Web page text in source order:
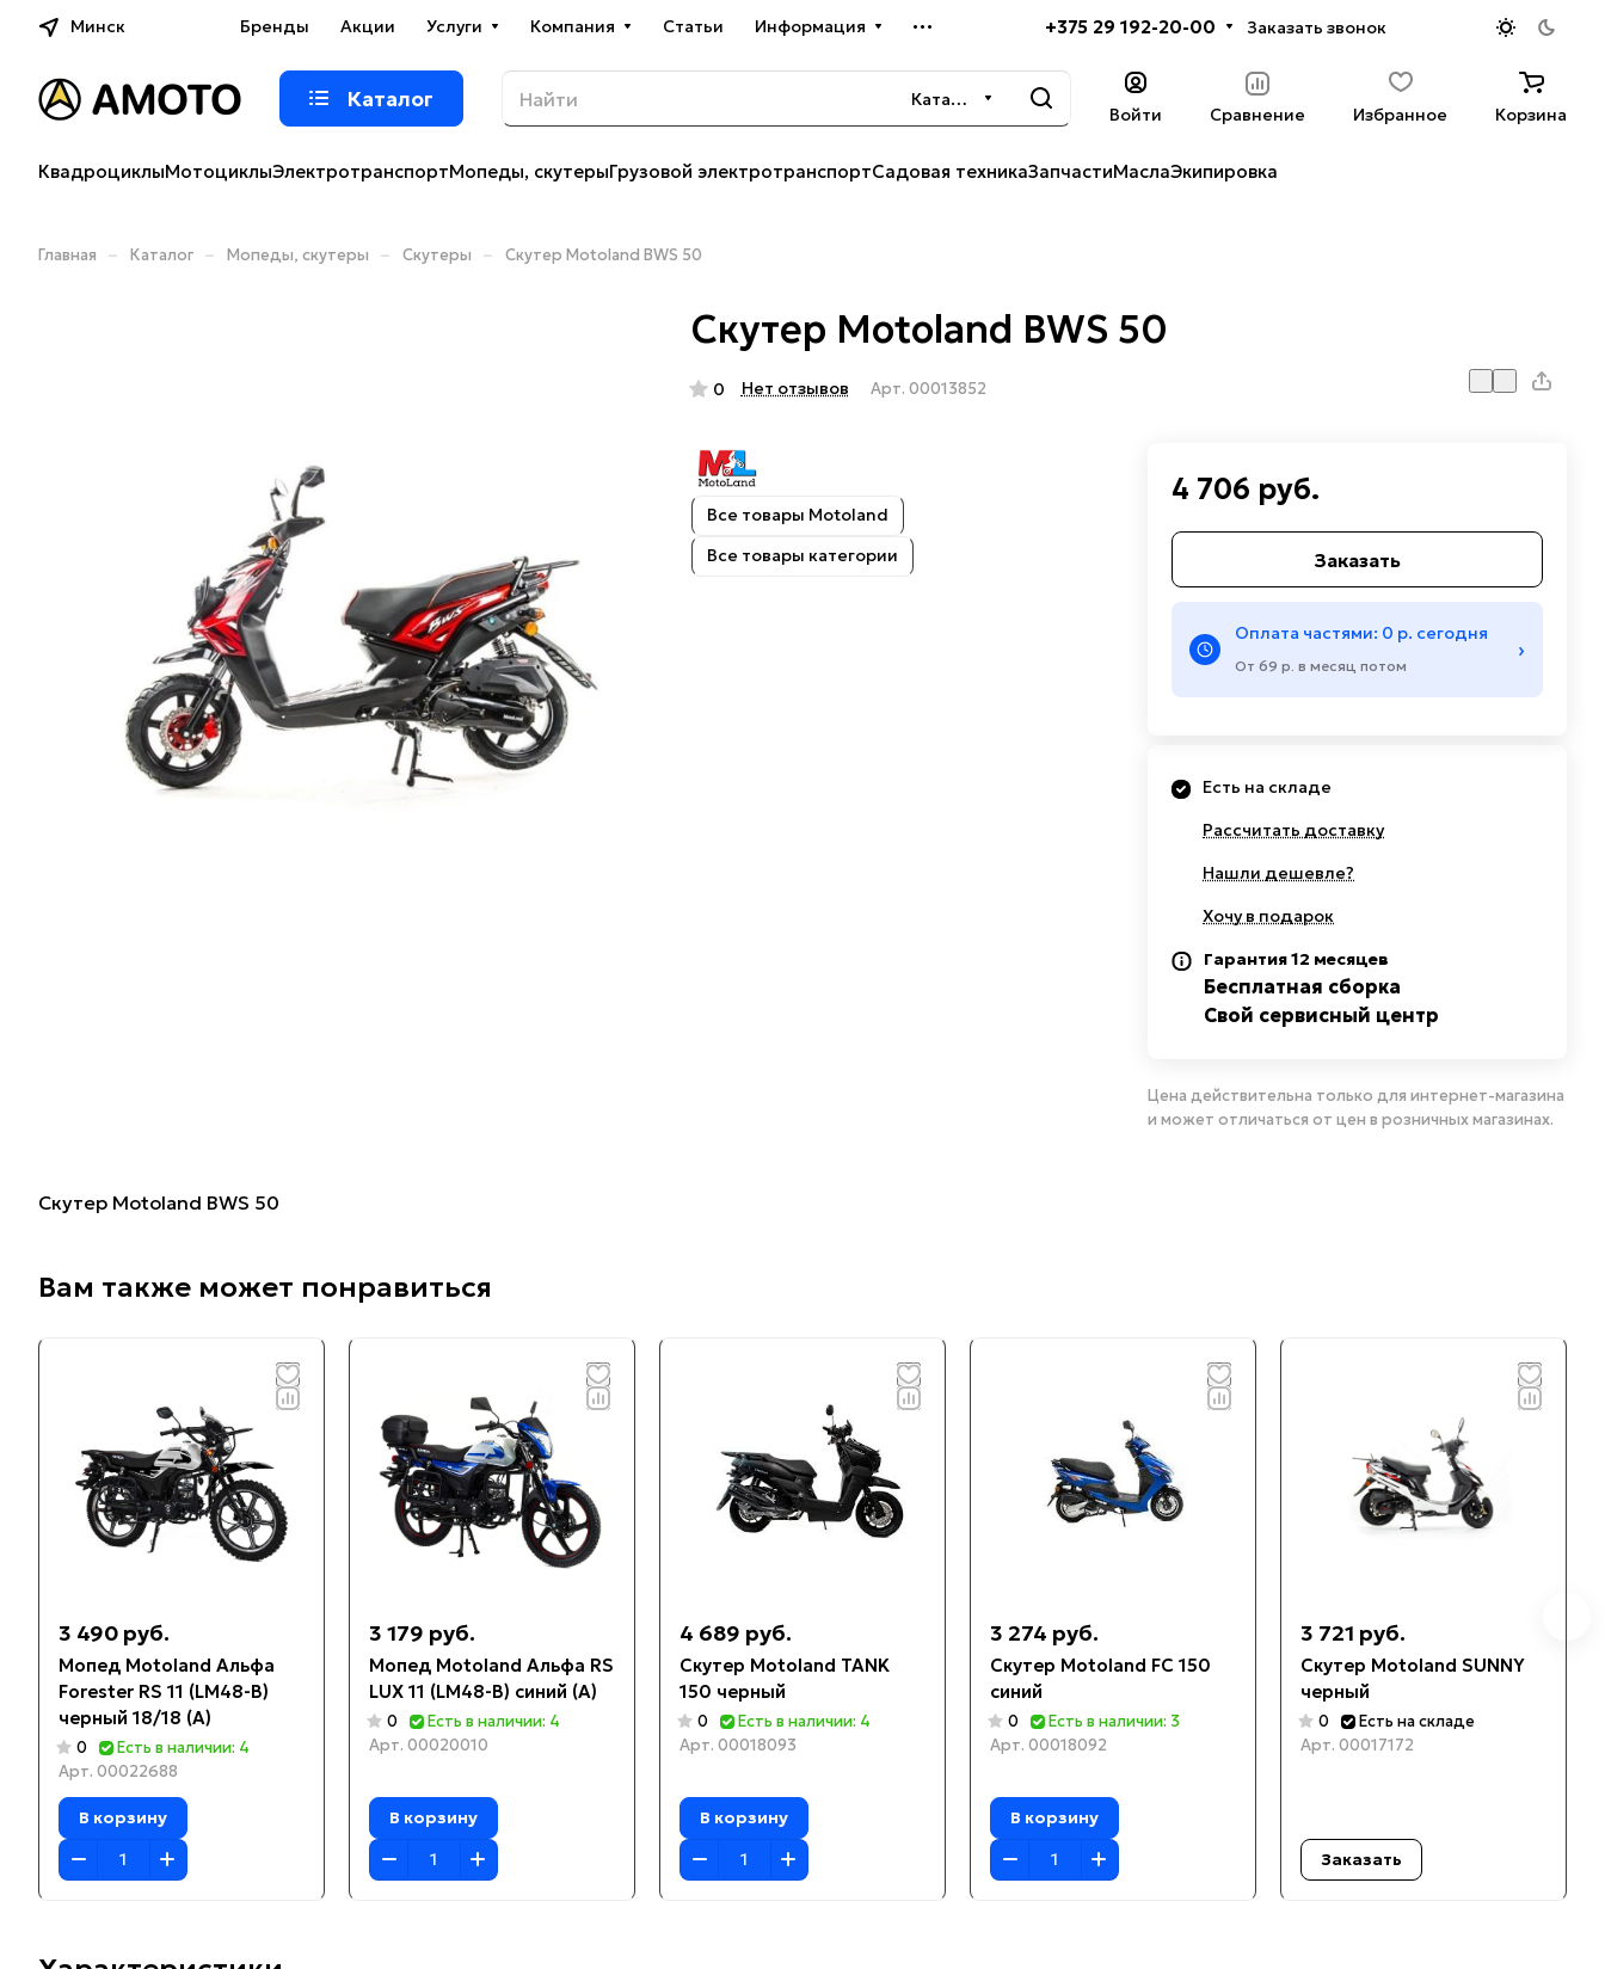
Минск Бренды Акции Услуги Компания Статьи Информация +375 29 192-20-00 Заказать звонок
Каталог Каталог
Войти Сравнение Избранное Корзина
КвадроциклыМотоциклыЭлектротранспортМопеды, скутерыГрузовой электротранспортСадовая техникаЗапчастиМаслаЭкипировка
Главная – Каталог – Мопеды, скутеры – Скутеры – Скутер Motoland BWS 50
Скутер Motoland BWS 50
0 Нет отзывов Арт. 00013852
Все товары Motoland
Все товары категории
4 706 руб.
Заказать
Оплата частями: 0 р. сегодня
От 69 р. в месяц потом
›
Есть на складе
Рассчитать доставку
Нашли дешевле?
Хочу в подарок
Гарантия 12 месяцев
Бесплатная сборка
Свой сервисный центр
Цена действительна только для интернет-магазина
и может отличаться от цен в розничных магазинах.
Скутер Motoland BWS 50
Вам также может понравиться
3 490 руб.
Мопед Motoland Альфа
Forester RS 11 (LM48-B)
черный 18/18 (A)
0
Есть в наличии: 4
Арт. 00022688
В корзину
3 179 руб.
Мопед Motoland Альфа RS
LUX 11 (LM48-B) синий (А)
0
Есть в наличии: 4
Арт. 00020010
В корзину
4 689 руб.
Скутер Motoland TANK
150 черный
0
Есть в наличии: 4
Арт. 00018093
В корзину
3 274 руб.
Скутер Motoland FC 150
синий
0
Есть в наличии: 3
Арт. 00018092
В корзину
3 721 руб.
Скутер Motoland SUNNY
черный
0
Есть на складе
Арт. 00017172
Заказать